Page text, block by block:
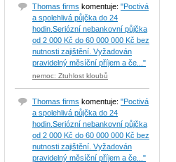
Thomas firms komentuje: "Poctivá
a spolehlivá půjčka do 24
hodin.Seriózní nebankovní půjčka
od 2 000 Kč do 60 000 000 Kč bez
nutnosti zajištění. Vyžadován
pravidelný měsíční příjem a če..."
nemoc: Ztuhlost kloubů
Thomas firms komentuje: "Poctivá
a spolehlivá půjčka do 24
hodin.Seriózní nebankovní půjčka
od 2 000 Kč do 60 000 000 Kč bez
nutnosti zajištění. Vyžadován
pravidelný měsíční příjem a če..."